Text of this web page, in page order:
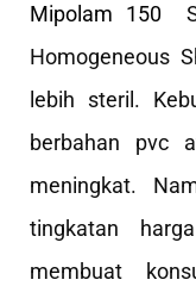
Mipolam 150
Homogeneous
lebih steril.
berbahan pvc
meningkat.
tingkatan
membuat